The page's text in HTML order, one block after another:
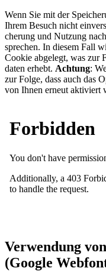
Wenn Sie mit der
Ihrem Besuch nicht
che­rung und Nut­zung
spre­chen. In diesem Fall
Cookie abgelegt, was zur
da­ten erhebt. Achtung:
zur Folge, dass auch das
von Ihnen erneut aktiviert
Verwendung
(Google